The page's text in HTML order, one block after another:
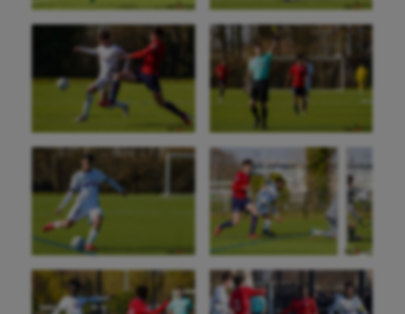
Football américain
Futsal
Golf
Gymnastique
Gymnastique rythmique
Haltérophilie
Handisport
Hippisme
Jeux Olympiques et Paralympiques